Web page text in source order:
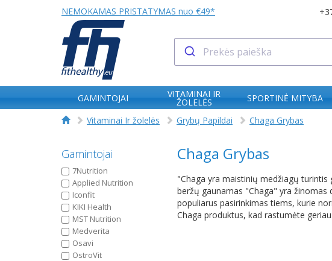
NEMOKAMAS PRISTATYMAS nuo €49*
GAMINTOJAI VITAMINAI IR
ŽOLELĖS SPORTINĖ MITYBA
Vitaminai Ir žolelės
Grybų Papildai Chaga Grybas
Gamintojai
7Nutrition
Applied Nutrition
Iconfit
KIKI Health
MST Nutrition
Medverita
Osavi
OstroVit
Chaga Grybas
"Chaga yra maistinių medžiagų
beržų gaunamas "Chaga" yra
populiarus pasirinkimas tiems, kurie
Chaga produktus, kad rastumėte